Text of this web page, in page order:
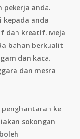
pekerja anda.
kepada anda
dan kreatif. Meja
bahan berkualiti
dan kaca.
dan mesra
penghantaran ke
sokongan